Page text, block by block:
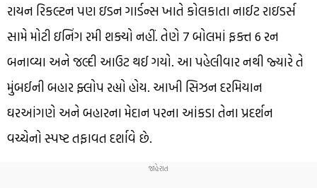
રાયન રિકલ્ટન પણ ઇડન ગાર્ડન્સ ખાતે કોલકાતા નાઈટ રાઇડર્સ
સામે મોટી ઇનિંગ રમી શક્યો નહીં. તેણે 7 બોલમાં ફક્ત 6 રન
બનાવ્યા અને જલ્દી આઉટ થઈ ગયો. આ પહેલીવાર નથી જ્યારે તે
મુંબઈની બહાર ફ્લોપ રહ્યો હોય. આખી સિઝન દરમિયાન
ઘરઆંગણે અને બહારના મેદાન પરના આંકડા તેના પ્રદર્શન
વચ્ચેનો સ્પષ્ટ તફાવત દર્શાવે છે.